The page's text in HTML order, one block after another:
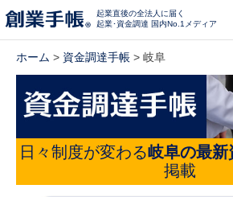
起業直後の全法人に届く
起業･資金調達 国内No.1メディア
ホーム > 資金調達手帳 > 岐阜
日々制度が変わる岐阜の最新
掲載